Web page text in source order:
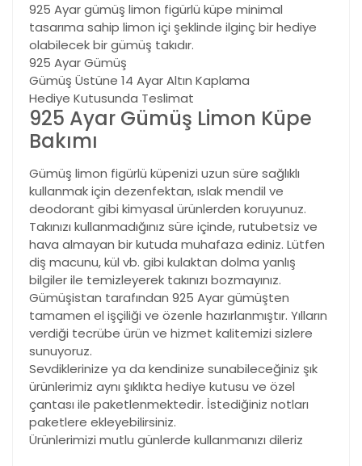
925 Ayar gümüş limon figürlü küpe minimal
tasarıma sahip limon içi şeklinde ilginç bir hediye
olabilecek bir gümüş takıdır.
925 Ayar Gümüş
Gümüş Üstüne 14 Ayar Altın Kaplama
Hediye Kutusunda Teslimat
925 Ayar Gümüş Limon Küpe
Bakımı
Gümüş limon figürlü küpenizi uzun süre sağlıklı
kullanmak için dezenfektan, ıslak mendil ve
deodorant gibi kimyasal ürünlerden koruyunuz.
Takınızı kullanmadığınız süre içinde, rutubetsiz ve
hava almayan bir kutuda muhafaza ediniz. Lütfen
diş macunu, kül vb. gibi kulaktan dolma yanlış
bilgiler ile temizleyerek takınızı bozmayınız.
Gümüşistan tarafından 925 Ayar gümüşten
tamamen el işçiliği ve özenle hazırlanmıştır. Yılların
verdiği tecrübe ürün ve hizmet kalitemizi sizlere
sunuyoruz.
Sevdiklerinize ya da kendinize sunabileceğiniz şık
ürünlerimiz aynı şıklıkta hediye kutusu ve özel
çantası ile paketlenmektedir. İstediğiniz notları
paketlere ekleyebilirsiniz.
Ürünlerimizi mutlu günlerde kullanmanızı dileriz